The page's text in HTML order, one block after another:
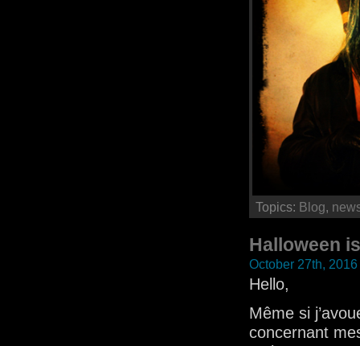
Topics: Blog,
Halloween
October 27th, 2016
Hello,
Même si
concernant